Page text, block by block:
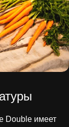
Double имеет